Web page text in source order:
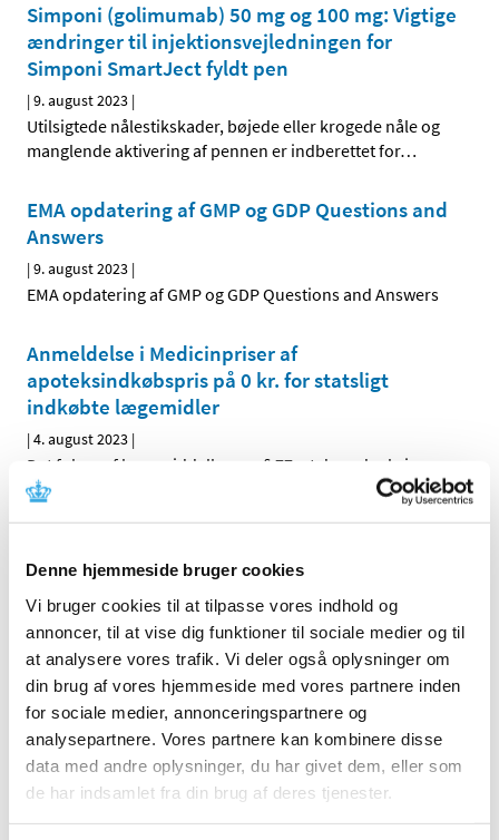
Denne hjemmeside bruger cookies
Vi bruger cookies til at tilpasse vores indhold og
annoncer, til at vise dig funktioner til sociale medier og til
at analysere vores trafik. Vi deler også oplysninger om
din brug af vores hjemmeside med vores partnere inden
for sociale medier, annonceringspartnere og
analysepartnere. Vores partnere kan kombinere disse
data med andre oplysninger, du har givet dem, eller som
de har indsamlet fra din brug af deres tjenester.
Simponi (golimumab) 50 mg og 100 mg: Vigtige
ændringer til injektionsvejledningen for
Simponi SmartJect fyldt pen
|9. august 2023 |
Utilsigtede nålestikskader, bøjede eller krogede nåle og
manglende aktivering af pennen er indberettet for…
EMA opdatering af GMP og GDP Questions and
Answers
|9. august 2023 |
EMA opdatering af GMP og GDP Questions and Answers
Anmeldelse i Medicinpriser af
apoteksindkøbspris på 0 kr. for statsligt
indkøbte lægemidler
|4. august 2023 |
Det følger af lægemiddellovens § 77, at d en, der bringer
et apoteksforbeholdt lægemiddel til mennesker og dyr…
|3. august 2023|
Lægemiddelstyrelsen har den 8. juni 2023 meddelt, at
Jeppe Madsen får bevilling til at drive Uldum Apotek.…
Ledig bevilling til Svendborg Sct. Nicolai
Apotek
|1. august 2023|
Bevillingen til at drive Svendborg Sct. Nicolai Apotek er
ledig pr. 1. februar 2024. Bevillingen er opslået ledig